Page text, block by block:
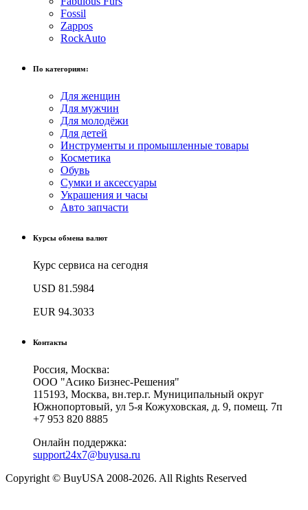
Fossil
Zappos
RockAuto
По категориям:
Для женщин
Для мужчин
Для молодёжи
Для детей
Инструменты и промышленные товары
Косметика
Обувь
Сумки и аксессуары
Украшения и часы
Авто запчасти
Курсы обмена валют
Курс сервиса на сегодня
USD 81.5984
EUR 94.3033
Контакты
Россия, Москва:
ООО "Асико Бизнес-Решения"
115193, Москва, вн.тер.г. Муниципальный округ
Южнопортовый, ул 5-я Кожуховская, д. 9, помещ. 7п
+7 953 820 8885
Онлайн поддержка:
support24x7@buyusa.ru
Copyright © BuyUSA 2008-2026. All Rights Reserved